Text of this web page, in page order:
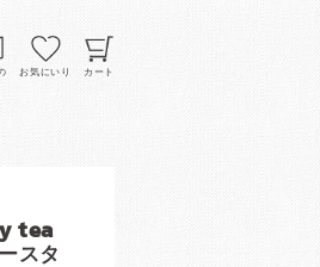
お気にいり カート
tea
スタ